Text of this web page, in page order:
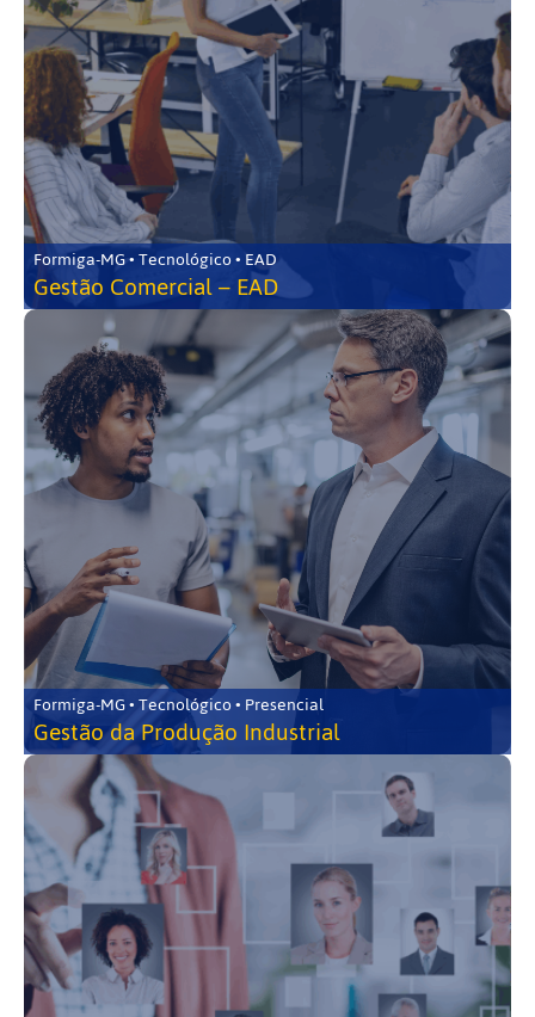
Formiga-MG • Tecnológico • EAD
Gestão Comercial – EAD
Formiga-MG • Tecnológico • Presencial
Gestão da Produção Industrial